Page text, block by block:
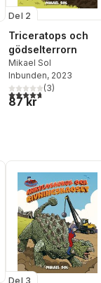
Del 2
Triceratops och
gödselterrorn
Mikael Sol
Inbunden, 2023
4,7utav 5 stjärnor.
(3)
87 kr
Del 3